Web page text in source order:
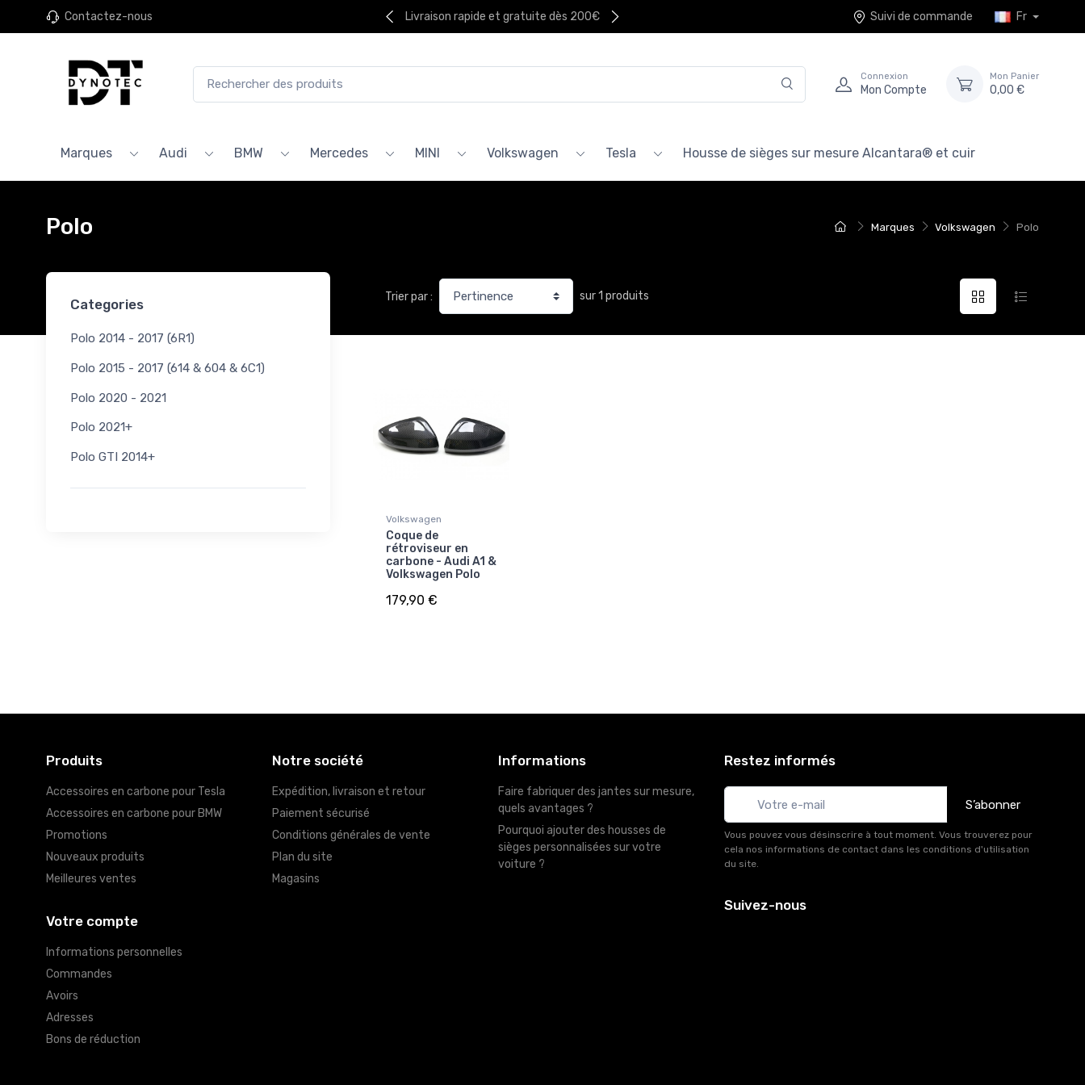
Contactez-nous Livraison rapide et gratuite dès 200€ Suivi de commande Fr
Connexion
Mon Compte
Mon Panier
0,00 €
Marques Audi BMW Mercedes MINI Volkswagen Tesla Housse de sièges sur mesure Alcantara® et cuir
Marques Volkswagen Polo
Polo
Categories
Polo 2014 - 2017 (6R1)
Polo 2015 - 2017 (614 & 604 & 6C1)
Polo 2020 - 2021
Polo 2021+
Polo GTI 2014+
Trier par : sur 1 produits
Volkswagen
Coque de
rétroviseur en
carbone - Audi A1 &
Volkswagen Polo
179,90 €
Produits
Accessoires en carbone pour Tesla
Accessoires en carbone pour BMW
Promotions
Nouveaux produits
Meilleures ventes
Notre société
Expédition, livraison et retour
Paiement sécurisé
Conditions générales de vente
Plan du site
Magasins
Informations
Faire fabriquer des jantes sur mesure,
quels avantages ?
Pourquoi ajouter des housses de
sièges personnalisées sur votre
voiture ?
Votre compte
Informations personnelles
Commandes
Avoirs
Adresses
Bons de réduction
Restez informés
S’abonner
Vous pouvez vous désinscrire à tout moment. Vous trouverez pour
cela nos informations de contact dans les conditions d'utilisation
du site.
Suivez-nous